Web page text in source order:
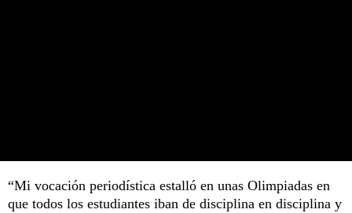
“Mi vocación periodística estalló en unas Olimpiadas en
que todos los estudiantes iban de disciplina en disciplina y